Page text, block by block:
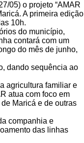
05) o projeto “AMAR
A primeira edição
10h.
do município,
contará com um
do mês de junho,
dando sequência ao
agricultura familiar e
atua com foco em
Maricá e de outras
companhia e
das linhas